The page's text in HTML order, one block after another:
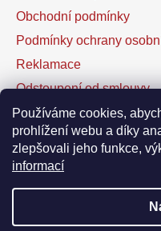
Používáme cookies,
prohlížení webu a díky
zlepšovali jeho funkce,
informací
Obchodní podmínky
Podmínky ochrany
Reklamace
Odstoupení od smlouvy
Kontaktní formulář
Facebook